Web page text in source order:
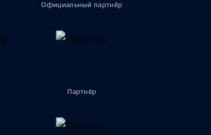
Официальный партнёр
Партнёр